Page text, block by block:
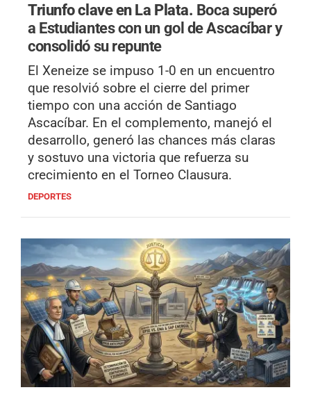
Triunfo clave en La Plata. Boca superó
a Estudiantes con un gol de Ascacíbar y
consolidó su repunte
El Xeneize se impuso 1-0 en un encuentro
que resolvió sobre el cierre del primer
tiempo con una acción de Santiago
Ascacíbar. En el complemento, manejó el
desarrollo, generó las chances más claras
y sostuvo una victoria que refuerza su
crecimiento en el Torneo Clausura.
DEPORTES